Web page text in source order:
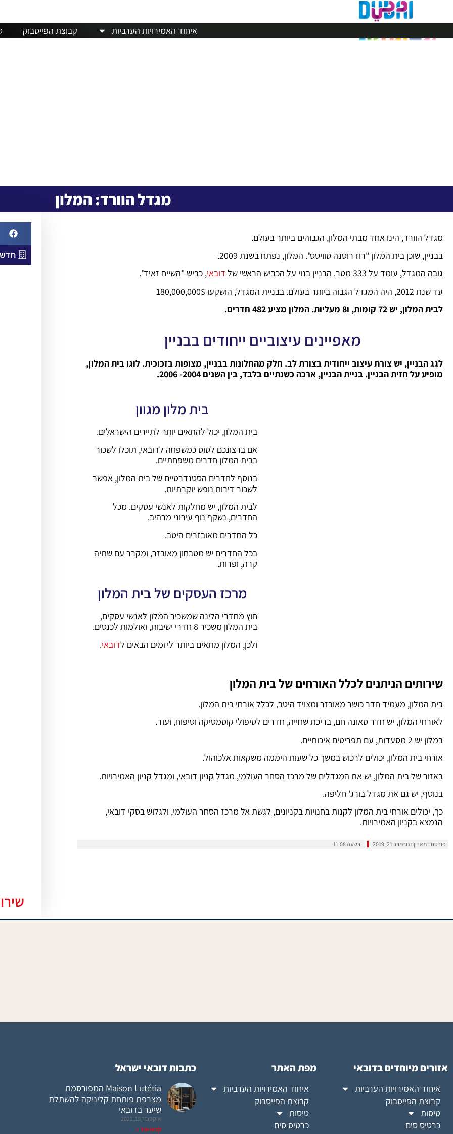
איחוד האמירויות הערביות
קבוצת הפייסבוק
מגדל הוורד: המלון
מגדל הוורד, הינו אחד מבתי המלון, הגבוהים ביותר בעולם.
בבניין, שוכן בית המלון "רוז רוטנה סוויטס". המלון, נפתח בשנת 2009.
גובה המגדל, עומד על 333 מטר. הבניין בנוי על הכביש הראשי של
דובאי, כביש "השייח זאיד".
עד שנת 2012, היה המגדל הגבוה ביותר בעולם. בבניית המגדל, הושקעו 180,000,000$
לבית המלון, יש 72 קומות, ו8 מעליות. המלון מציע 482 חדרים.
מאפיינים עיצוביים ייחודים בבניין
לגג הבניין, יש צורת עיצוב ייחודית בצורת לב. חלק מהחלונות בבניין, מצופות בזכוכית. לוגו בית המלון,
מופיע על חזית הבניין. בניית הבניין, ארכה כשנתיים בלבד, בין השנים 2004- 2006.
בית מלון מגוון
בית המלון, יכול להתאים יותר לתיירים הישראלים.
אם ברצונכם לטוס כמשפחה לדובאי, תוכלו לשכור
בבית המלון חדרים משפחתיים.
בנוסף לחדרים הסטנדרטיים של בית המלון, אפשר
לשכור דירות נופש יוקרתיות.
לבית המלון, יש מחלקות לאנשי עסקים. מכל
החדרים, נשקף נוף עירוני מרהיב.
כל החדרים מאובזרים היטב.
בכל החדרים יש מטבחון מאובזר, ומקרר עם שתיה
קרה, ופרות.
מרכז העסקים של בית המלון
חוץ מחדרי הלינה שמשכיר המלון לאנשי עסקים,
בית המלון משכיר 8 חדרי ישיבות, ואולמות לכנסים.
ולכן, המלון מתאים ביותר ליזמים הבאים לדובאי.
שירותים הניתנים לכלל האורחים של בית המלון
בית המלון, מעמיד חדר כושר מאובזר ומצויד היטב, לכלל אורחי בית המלון.
לאורחי המלון, יש חדר סאונה חם, בריכת שחייה, חדרים לטיפולי קוסמטיקה וטיפוח, ועוד.
במלון יש 2 מסעדות, עם תפריטים איכותיים.
אורחי בית המלון, יכולים לרכוש במשך כל שעות היממה משקאות אלכוהול.
באזור של בית המלון, יש את המגדלים של מרכז הסחר העולמי, מגדל קניון דובאי, ומגדל קניון האמירויות.
בנוסף, יש גם את מגדל בורג' חליפה.
כך, יכולים אורחי בית המלון לקנות בחנויות בקניונים, לגשת אל מרכז הסחר העולמי, ולגלוש בסקי דובאי,
הנמצא בקניון האמירויות.
פורסם בתאריך: נובמבר 21, 2019 בשעה11:08
אזורים מיוחדים בדובאי
איחוד האמירויות הערביות
קבוצת הפייסבוק
טיסות
כרטיס סים
מפת האתר
איחוד האמירויות הערביות
קבוצת הפייסבוק
טיסות
כרטיס סים
כתבות דובאי ישראל
Maison Lutétia המפורסמת
מצרפת פותחת קליניקה להשתלת
שיער בדובאי
אוקטובר 19, 2021
קראו עוד »